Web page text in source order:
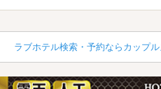
ラブホテル検索・予約ならカップ